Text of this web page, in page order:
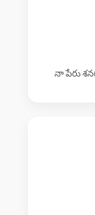
నా పేరు